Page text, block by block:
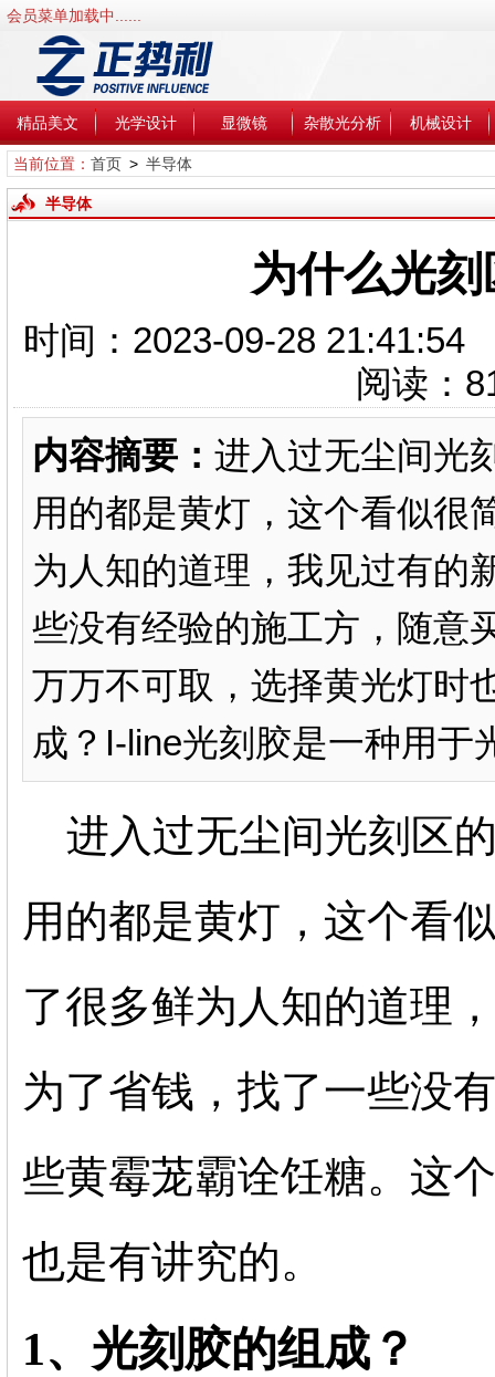
会员菜单加载中......
精品美文 光学设计 显微镜 杂散光分析 机械设计
当前位置： 首页> 半导体
半导体
为什么光
时间：2023-09-28
阅读：
内容摘要： 进入过无尘间光
用的都是黄灯，这个看似很
为人知的道理，我见过有的
些没有经验的施工方，随意
万万不可取，选择黄光灯时
成？I-line光刻胶是一种用于
进入过无尘间光刻区
用的都是黄灯，这个看
了很多鲜为人知的道理
为了省钱，找了一些没
些黄霉茏霸诠饪糖。这
也是有讲究的。
1、光刻胶的组成？